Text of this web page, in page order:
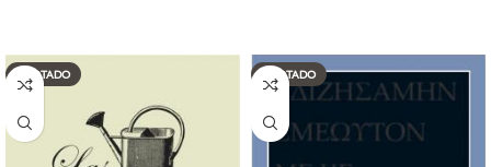
AGOTADO AGOTADO